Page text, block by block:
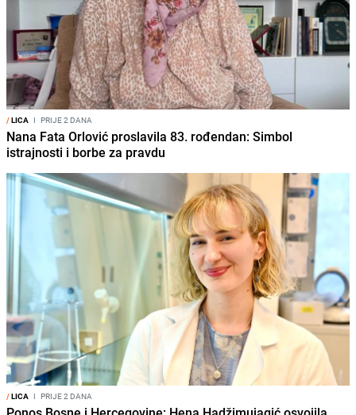
/LICA I PRIJE 2 DANA
Nana Fata Orlović proslavila 83. rođendan: Simbol
istrajnosti i borbe za pravdu
/LICA I PRIJE 2 DANA